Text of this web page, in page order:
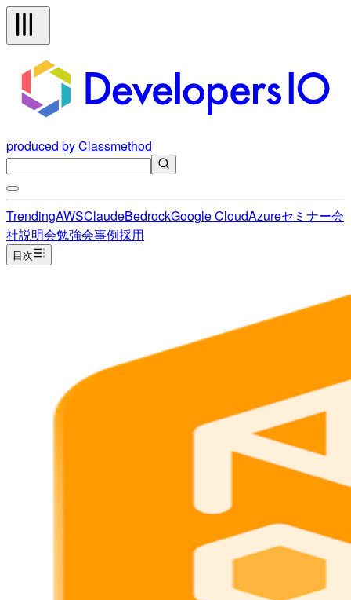
produced by Classmethod
TrendingAWSClaudeBedrockGoogle CloudAzureセミナー会
社説明会勉強会事例採用
目次